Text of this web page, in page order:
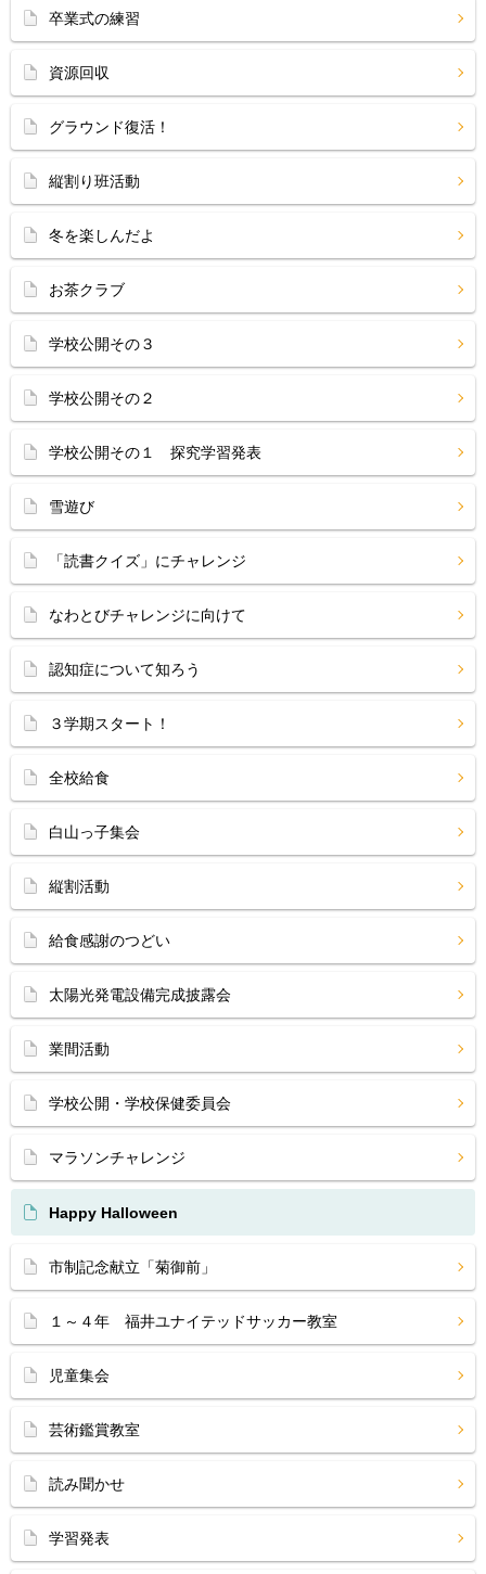
卒業式の練習
資源回収
グラウンド復活！
縦割り班活動
冬を楽しんだよ
お茶クラブ
学校公開その３
学校公開その２
学校公開その１ 探究学習発表
雪遊び
「読書クイズ」にチャレンジ
なわとびチャレンジに向けて
認知症について知ろう
３学期スタート！
全校給食
白山っ子集会
縦割活動
給食感謝のつどい
太陽光発電設備完成披露会
業間活動
学校公開・学校保健委員会
マラソンチャレンジ
Happy Halloween
市制記念献立「菊御前」
１～４年 福井ユナイテッドサッカー教室
児童集会
芸術鑑賞教室
読み聞かせ
学習発表